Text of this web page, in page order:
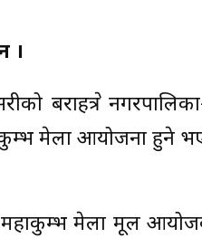
।
बराहक्षेत्र
मेला आयोजना हुने
महाकुम्भ मेला मूल